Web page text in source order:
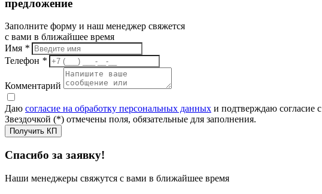
предложение
Заполните форму и наш менеджер свяжется
с вами в ближайшее время
Имя *
Телефон *
Комментарий
Даю согласие на обработку персональных данных и подтверждаю согласие с
Звездочкой (*) отмечены поля, обязательные для заполнения.
Получить КП
Спасибо за заявку!
Наши менеджеры свяжутся с вами в ближайшее время